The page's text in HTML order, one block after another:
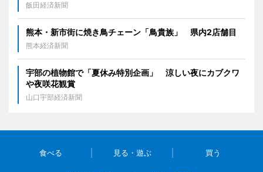
飯田経済新聞
熊本・新市街に焼き鳥チェーン「鳥貴族」 県内2店舗目
熊本経済新聞
宇部の植物館で「夏休み特別企画」 涼しい夜にカブクワ
や夜咲花観賞
山口宇部経済新聞
食べる 見る・遊ぶ 買う